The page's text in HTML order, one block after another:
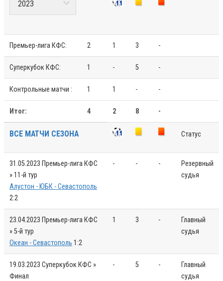
Премьер-лига КФС: 2 1 3 -
Суперкубок КФС: 1 - 5 -
Контрольные матчи : 1 1 - -
Итог: 4 2 8 -
ВСЕ МАТЧИ СЕЗОНА Статус
31.05.2023 Премьер-лига КФС
» 11-й тур
Алустон - ЮБК - Севастополь
2:2
- - -
Резервный
судья
23.04.2023 Премьер-лига КФС
» 5-й тур
Океан - Севастополь 1:2
1 3 -
Главный
судья
19.03.2023 Суперкубок КФС »
Финал
- 5 -
Главный
судья